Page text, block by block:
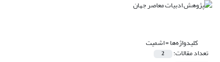
کلیدواژه‌ها =اشمیت
تعداد مقالات: 2